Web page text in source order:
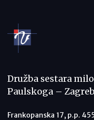
Družba sestara
Paulskoga – Zagreb
Frankopanska 17, p.p.